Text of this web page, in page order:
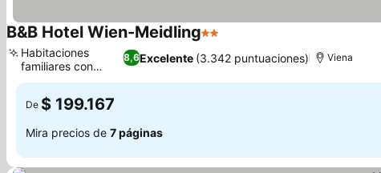
B&B Hotel Wien-Meidling2 Estrellas
8,6Excelente (3.342 puntuaciones)
Habitaciones
familiares con
literas
Viena
De $ 199.167
Mira precios de 7 páginas